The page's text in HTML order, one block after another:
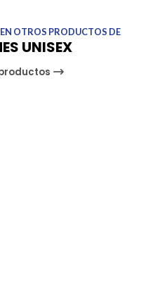
OTROS PRODUCTOS DE
UNISEX